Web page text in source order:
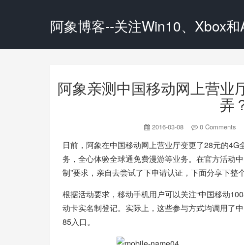
阿象博客--关注Win10、Xbox
阿象亲测中国移动网上营业
弄
2016-03-08 0 Comments
日前，阿象在中国移动网上营业厅变更了28元的
务，全心体验全球通免费漫游等业务。在官方活动
制”要求，亲自去尝试了下申请认证，下面分享下整
根据活动要求，移动手机用户可以关注“中国移动
动卡实名制登记。实际上，这些参与方式均调用了
85入口。